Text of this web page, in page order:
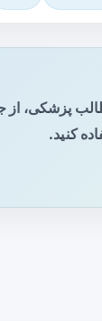
پزشکی، از
کنید.